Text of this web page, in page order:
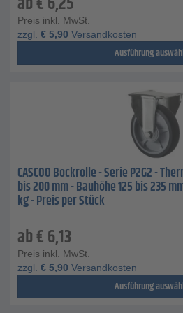
Preis inkl. MwSt.
zzgl. € 5,90 Versandkosten
Ausführung
CASCOO Bockrolle - Serie P2G2 -
bis 200 mm - Bauhöhe 125 bis 235
kg - Preis per Stück
ab€6,13
Preis inkl. MwSt.
zzgl. € 5,90 Versandkosten
Ausführung